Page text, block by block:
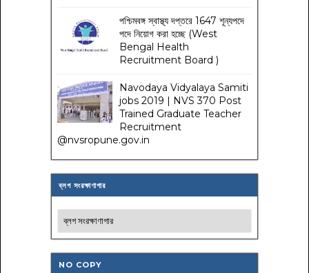
পশ্চিমবঙ্গ স্বাস্থ্য দপ্তরে 1647 শূন্যপদে
পদে নিয়োগ করা হচ্ছে (West
Bengal Health
Recruitment Board )
Navodaya Vidyalaya Samiti
jobs 2019 | NVS 370 Post
Trained Graduate Teacher
Recruitment
@nvsropune.gov.in
ব্লগ সংরক্ষাণাগার
NO COPY